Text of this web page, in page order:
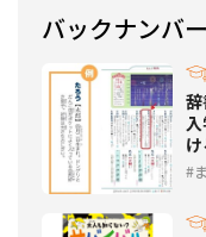
バックナンバー